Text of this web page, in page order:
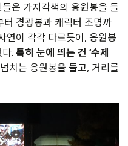
은 가지각색의 응원봉을 들
경광봉과 캐릭터 조명까
연이 각각 다르듯이, 응원봉
. 특히 눈에 띄는 건 ‘수제
치는 응원봉을 들고, 거리를